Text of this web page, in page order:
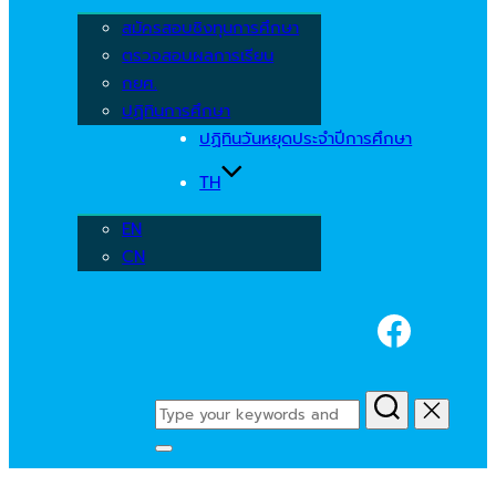
สมัครสอบชิงทุนการศึกษา
ตรวจสอบผลการเรียน
กยศ.
ปฏิทินการศึกษา
ปฏิทินวันหยุดประจำปีการศึกษา
TH
EN
CN
Search
for:
Toggle